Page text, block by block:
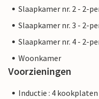
Slaapkamer nr. 2 - 2-
Slaapkamer nr. 3 - 2-
Slaapkamer nr. 4 - 2-
Woonkamer
Voorzieningen
Inductie : 4 kookplaten